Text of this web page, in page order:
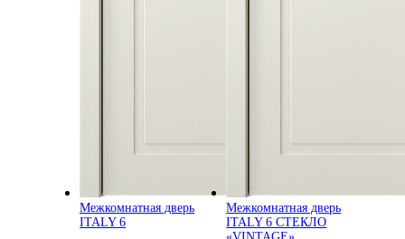
Межкомнатная дверь
ITALY 6
Межкомнатная дверь
ITALY 6 СТЕКЛО